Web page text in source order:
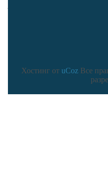
Хостинг от uCozВсе